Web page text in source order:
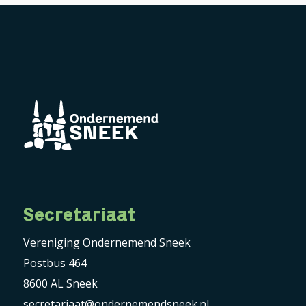
Secretariaat
Vereniging Ondernemend Sneek
Postbus 464
8600 AL Sneek